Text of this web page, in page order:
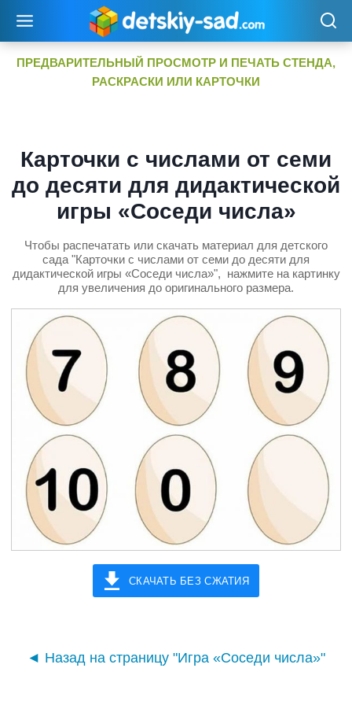
содержимому
ПРЕДВАРИТЕЛЬНЫЙ ПРОСМОТР И ПЕЧАТЬ СТЕНДА,
РАСКРАСКИ ИЛИ КАРТОЧКИ
Карточки с числами от семи
до десяти для дидактической
игры «Соседи числа»
Чтобы распечатать или скачать материал для детского
сада "Карточки с числами от семи до десяти для
дидактической игры «Соседи числа»", нажмите на картинку
для увеличения до оригинального размера.
СКАЧАТЬ БЕЗ СЖАТИЯ
◄ Назад на страницу "Игра «Соседи числа»"